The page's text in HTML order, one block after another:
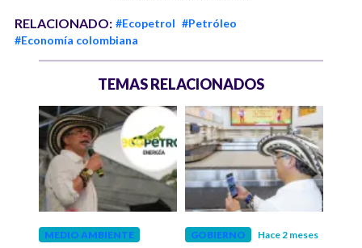
RELACIONADO: #Ecopetrol #Petróleo
#Economía colombiana
TEMAS RELACIONADOS
MEDIO AMBIENTE GOBIERNO Hace 2 meses